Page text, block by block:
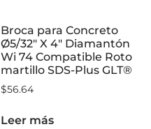
Broca para Concreto
Ø5/32″ X 4″ Diamantón
Wi 74 Compatible Roto
martillo SDS-Plus GLT®
$56.64
Leer más